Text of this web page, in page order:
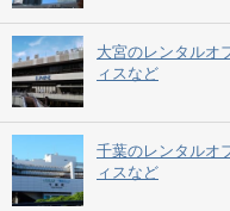
大宮のレンタルオ
ィスなど
千葉のレンタルオ
ィスなど